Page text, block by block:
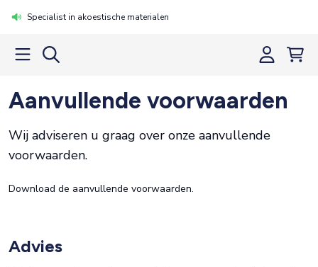
Specialist in akoestische materialen
Aanvullende voorwaarden
Wij adviseren u graag over onze aanvullende
voorwaarden.
Download de aanvullende voorwaarden.
Advies